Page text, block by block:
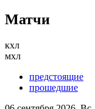
Матчи
кхл
мхл
предстоящие
прошедшие